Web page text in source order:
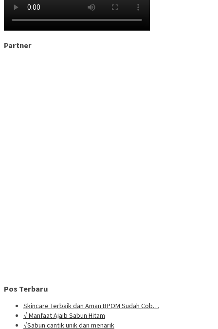
Partner
Pos Terbaru
Skincare Terbaik dan Aman BPOM Sudah Cob…
√ Manfaat Ajaib Sabun Hitam
√Sabun cantik unik dan menarik